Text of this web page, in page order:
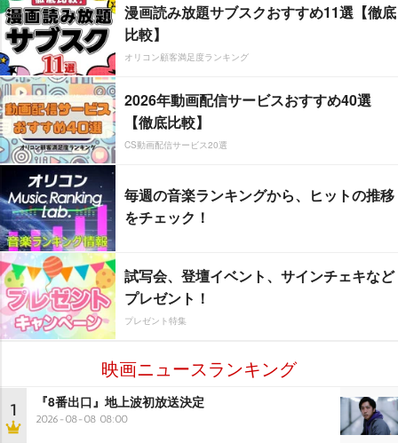
漫画読み放題サブスクおすすめ11選【徹底
比較】
オリコン顧客満足度ランキング
2026年動画配信サービスおすすめ40選
【徹底比較】
CS動画配信サービス20選
毎週の音楽ランキングから、ヒットの推移
をチェック！
試写会、登壇イベント、サインチェキなど
プレゼント！
プレゼント特集
映画ニュースランキング
1 『8番出口』地上波初放送決定
2026-08-08 08:00